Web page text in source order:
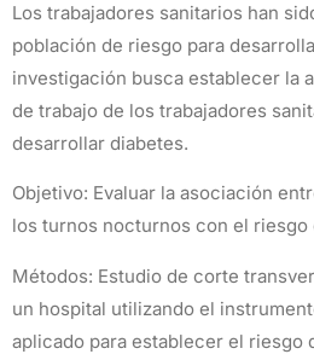
Los trabajadores sanitarios han
población de riesgo para
investigación busca establecer la
de trabajo de los trabajadores
desarrollar diabetes.
Objetivo: Evaluar la asociación
los turnos nocturnos con el riesgo
Métodos: Estudio de corte
un hospital utilizando el
aplicado para establecer el riesgo